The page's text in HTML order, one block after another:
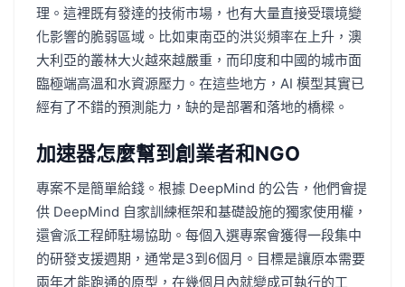
理。這裡既有發達的技術市場，也有大量直接受環境變
化影響的脆弱區域。比如東南亞的洪災頻率在上升，澳
大利亞的叢林大火越來越嚴重，而印度和中國的城市面
臨極端高溫和水資源壓力。在這些地方，AI 模型其實已
經有了不錯的預測能力，缺的是部署和落地的橋樑。
加速器怎麼幫到創業者和NGO
專案不是簡單給錢。根據 DeepMind 的公告，他們會提
供 DeepMind 自家訓練框架和基礎設施的獨家使用權，
還會派工程師駐場協助。每個入選專案會獲得一段集中
的研發支援週期，通常是3到6個月。目標是讓原本需要
兩年才能跑通的原型，在幾個月內就變成可執行的工